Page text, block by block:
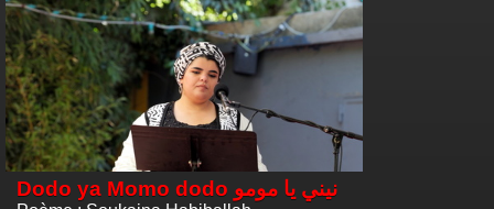
Dodo ya Momo dodo نيني يا مومو